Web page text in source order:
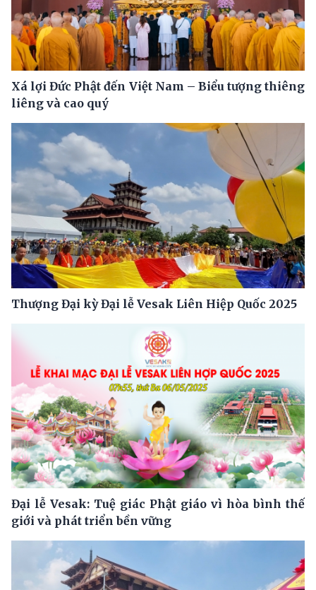
Xá lợi Đức Phật đến Việt Nam – Biểu tượng thiêng
liêng và cao quý
Thượng Đại kỳ Đại lễ Vesak Liên Hiệp Quốc 2025
Đại lễ Vesak: Tuệ giác Phật giáo vì hòa bình thế
giới và phát triển bền vững